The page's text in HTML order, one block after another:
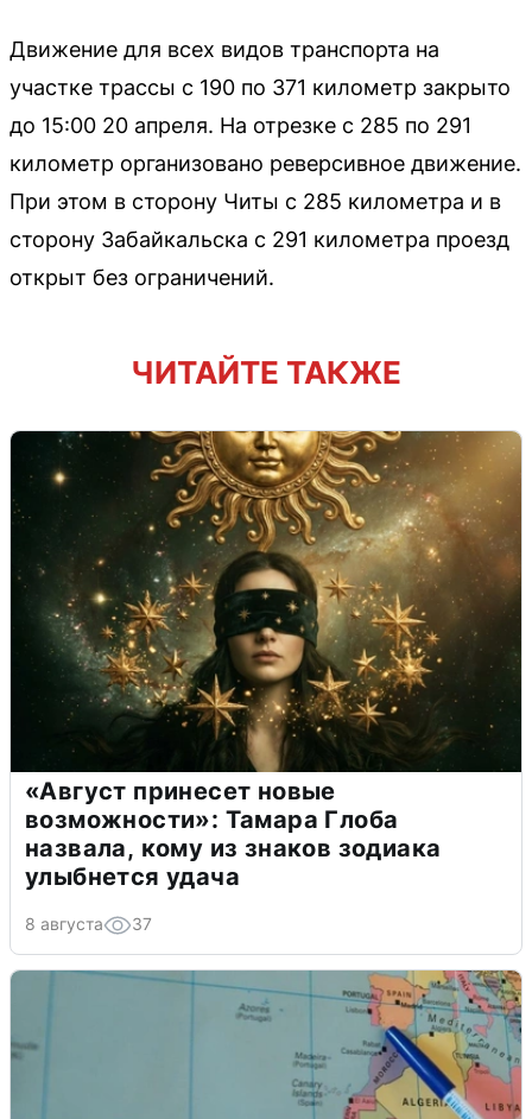
Движение для всех видов транспорта на
участке трассы с 190 по 371 километр закрыто
до 15:00 20 апреля. На отрезке с 285 по 291
километр организовано реверсивное движение.
При этом в сторону Читы с 285 километра и в
сторону Забайкальска с 291 километра проезд
открыт без ограничений.
ЧИТАЙТЕ ТАКЖЕ
«Август принесет новые
возможности»: Тамара Глоба
назвала, кому из знаков зодиака
улыбнется удача
8 августа 37